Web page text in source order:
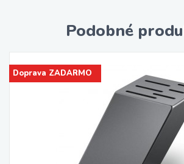
Podobné
Doprava ZADARMO